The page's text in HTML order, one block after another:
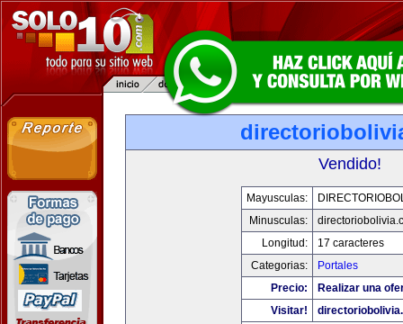
Vendido!
Mayusculas:
Minusculas:
Longitud:
17 caracteres
Categorias:
Portales
Precio:
Realizar una
Visitar!